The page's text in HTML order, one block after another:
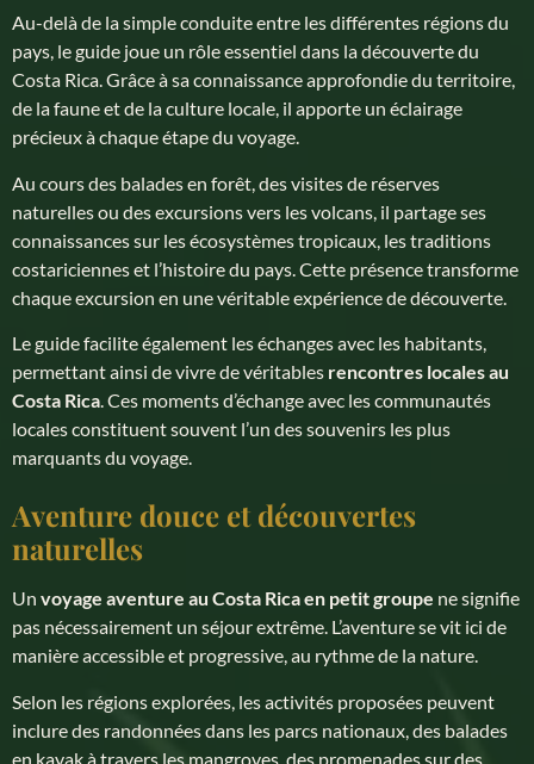
Au-delà de la simple conduite entre les différentes régions du
pays, le guide joue un rôle essentiel dans la découverte du
Costa Rica. Grâce à sa connaissance approfondie du territoire,
de la faune et de la culture locale, il apporte un éclairage
précieux à chaque étape du voyage.
Au cours des balades en forêt, des visites de réserves
naturelles ou des excursions vers les volcans, il partage ses
connaissances sur les écosystèmes tropicaux, les traditions
costariciennes et l’histoire du pays. Cette présence transforme
chaque excursion en une véritable expérience de découverte.
Le guide facilite également les échanges avec les habitants,
permettant ainsi de vivre de véritables rencontres locales au
Costa Rica. Ces moments d’échange avec les communautés
locales constituent souvent l’un des souvenirs les plus
marquants du voyage.
Aventure douce et découvertes
naturelles
Un voyage aventure au Costa Rica en petit groupe ne signifie
pas nécessairement un séjour extrême. L’aventure se vit ici de
manière accessible et progressive, au rythme de la nature.
Selon les régions explorées, les activités proposées peuvent
inclure des randonnées dans les parcs nationaux, des balades
en kayak à travers les mangroves, des promenades sur des